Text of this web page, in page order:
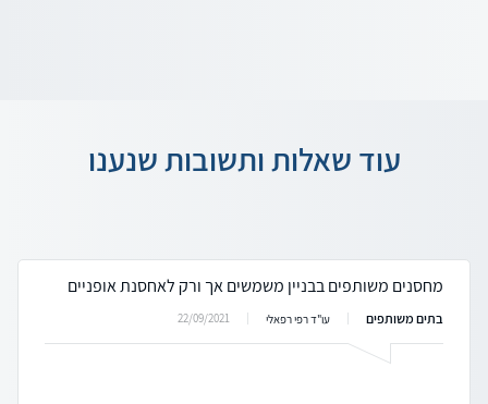
עוד שאלות ותשובות שנענו
מחסנים משותפים בבניין משמשים אך ורק לאחסנת אופניים
בתים משותפים עו"ד רפי רפאלי 22/09/2021